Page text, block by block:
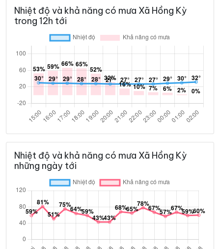
Nhiệt độ và khả năng có mưa Xã Hồng Kỳ
trong 12h tới
Nhiệt độ và khả năng có mưa Xã Hồng Kỳ
những ngày tới